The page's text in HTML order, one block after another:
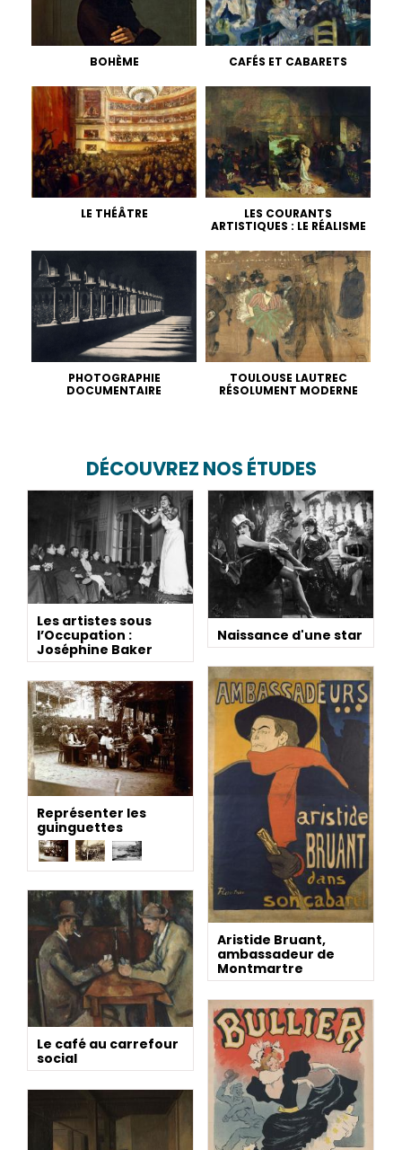
BOHÈME CAFÉS ET CABARETS
LE THÉÂTRE
LES COURANTS
ARTISTIQUES : LE RÉALISME
PHOTOGRAPHIE
DOCUMENTAIRE
TOULOUSE LAUTREC
RÉSOLUMENT MODERNE
DÉCOUVREZ NOS ÉTUDES
Les artistes sous
l’Occupation :
Joséphine Baker
Naissance d'une star
Aristide Bruant,
ambassadeur de
Montmartre
Représenter les
guinguettes
Le café au carrefour
social